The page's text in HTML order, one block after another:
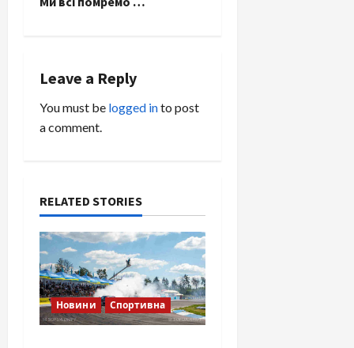
v
g
a
t
i
o
Leave a Reply
You must be logged into post
a comment.
RELATED STORIES
Новини Спортивна